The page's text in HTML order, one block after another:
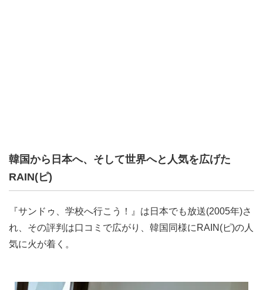
韓国から日本へ、そして世界へと人気を広げた
RAIN(ピ)
『サンドゥ、学校へ行こう！』は日本でも放送(2005年)さ
れ、その評判は口コミで広がり、韓国同様にRAIN(ピ)の人
気に火が着く。